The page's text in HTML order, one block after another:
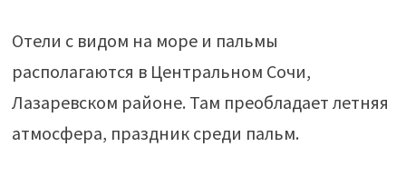
Отели с видом на море и пальмы
располагаются в Центральном Сочи,
Лазаревском районе. Там преобладает летняя
атмосфера, праздник среди пальм.